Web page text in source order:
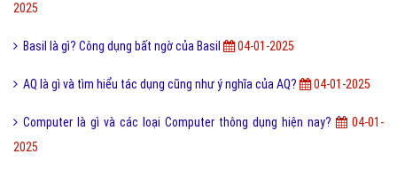
2025
Basil là gì? Công dụng bất ngờ của Basil 04-01-2025
AQ là gì và tìm hiểu tác dụng cũng như ý nghĩa của AQ? 04-01-2025
Computer là gì và các loại Computer thông dụng hiện nay?
04-01-
2025